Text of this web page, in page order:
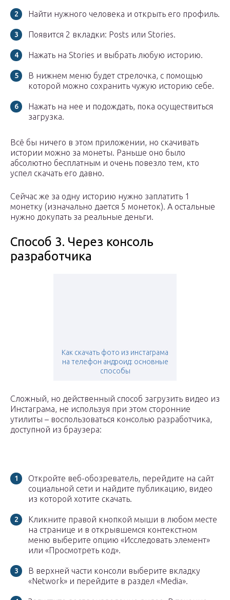
Найти нужного человека и открыть его профиль.
Появится 2 вкладки: Posts или Stories.
Нажать на Stories и выбрать любую историю.
В нижнем меню будет стрелочка, с помощью
которой можно сохранить чужую историю себе.
Нажать на нее и подождать, пока осуществиться
загрузка.
Всё бы ничего в этом приложении, но скачивать
истории можно за монеты. Раньше оно было
абсолютно бесплатным и очень повезло тем, кто
успел скачать его давно.
Сейчас же за одну историю нужно заплатить 1
монетку (изначально дается 5 монеток). А остальные
нужно докупать за реальные деньги.
Способ 3. Через консоль
разработчика
Как скачать фото из инстаграма
на телефон андроид: основные
способы
Сложный, но действенный способ загрузить видео из
Инстаграма, не используя при этом сторонние
утилиты – воспользоваться консолью разработчика,
доступной из браузера:
Откройте веб-обозреватель, перейдите на сайт
социальной сети и найдите публикацию, видео
из которой хотите скачать.
Кликните правой кнопкой мыши в любом месте
на странице и в открывшемся контекстном
меню выберите опцию «Исследовать элемент»
или «Просмотреть код».
В верхней части консоли выберите вкладку
«Network» и перейдите в раздел «Media».